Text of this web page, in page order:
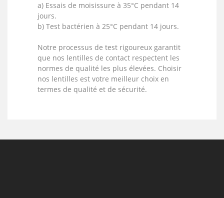
a) Essais de moisissure à 35°C pendant 14
jours.
b) Test bactérien à 25°C pendant 14 jours.
Notre processus de test rigoureux garantit
que nos lentilles de contact respectent les
normes de qualité les plus élevées. Choisir
nos lentilles est votre meilleur choix en
termes de qualité et de sécurité.